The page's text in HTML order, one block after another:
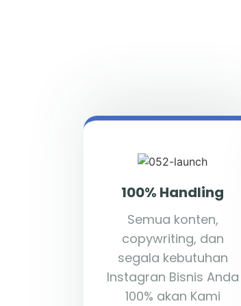
100% Handling
Semua konten,
copywriting, dan
segala kebutuhan
Instagran Bisnis Anda
100% akan Kami